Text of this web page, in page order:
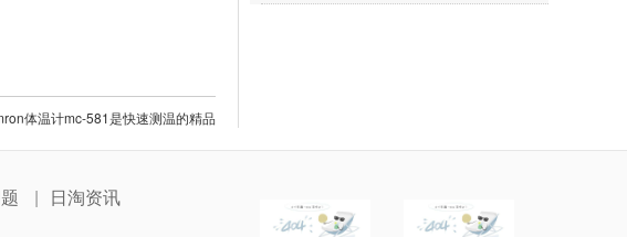
体温计mc-581是快速测温的精品
日淘资讯